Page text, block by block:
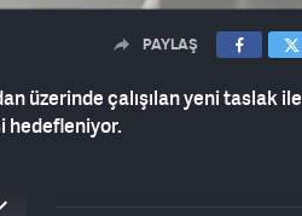
PAYLAŞ
üzerinde çalışılan yeni taslak ile
hedefleniyor.